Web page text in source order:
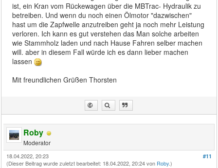
ist, ein Kran vom Rückewagen über die MBTrac- Hydraulik zu
betreiben. Und wenn du noch einen Ölmotor "dazwischen"
hast um die Zapfwelle anzutreiben geht ja noch mehr Leistung
verloren. Ich kann es gut verstehen das Man solche arbeiten
wie Stammholz laden und nach Hause Fahren selber machen
will. aber in diesem Fall würde ich es dann lieber machen
lassen
Mit freundlichen Grüßen Thorsten
Roby
Moderator
#11
18.04.2022, 20:23
(Dieser Beitrag wurde zuletzt bearbeitet: 18.04.2022, 20:24 von Roby.)